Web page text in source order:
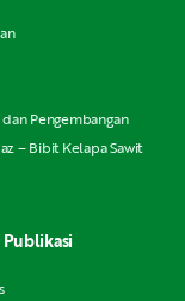
Pengembangan
– Bibit Kelapa Sawit